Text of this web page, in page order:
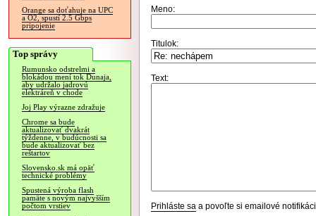
Orange sa doťahuje na UPC
a O2, spustí 2.5 Gbps
pripojenie
Top správy
Rumunsko odstrelmi a
blokádou mení tok Dunaja,
aby udržalo jadrovú
elektráreň v chode
Joj Play výrazne zdražuje
Chrome sa bude
aktualizovať dvakrát
týždenne, v budúcnosti sa
bude aktualizovať bez
reštartov
Slovensko.sk má opäť
technické problémy
Spustená výroba flash
pamäte s novým najvyšším
počtom vrstiev
Meno:
Titulok:
Text:
Prihláste sa a povoľte si emailové